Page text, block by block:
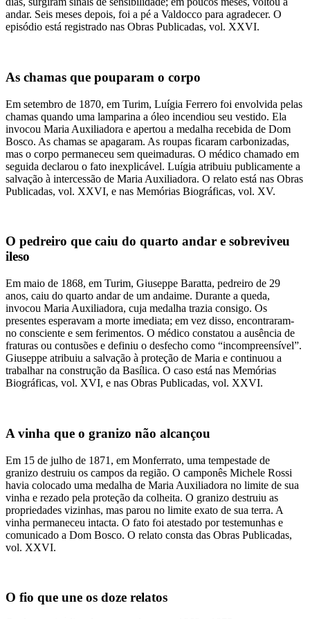
andar. Seis meses depois, foi a pé a Valdocco para agradecer. O
episódio está registrado nas Obras Publicadas, vol. XXVI.
As chamas que pouparam o corpo
Em setembro de 1870, em Turim, Luígia Ferrero foi envolvida pelas
chamas quando uma lamparina a óleo incendiou seu vestido. Ela
invocou Maria Auxiliadora e apertou a medalha recebida de Dom
Bosco. As chamas se apagaram. As roupas ficaram carbonizadas,
mas o corpo permaneceu sem queimaduras. O médico chamado em
seguida declarou o fato inexplicável. Luígia atribuiu publicamente a
salvação à intercessão de Maria Auxiliadora. O relato está nas Obras
Publicadas, vol. XXVI, e nas Memórias Biográficas, vol. XV.
O pedreiro que caiu do quarto andar e sobreviveu
ileso
Em maio de 1868, em Turim, Giuseppe Baratta, pedreiro de 29
anos, caiu do quarto andar de um andaime. Durante a queda,
invocou Maria Auxiliadora, cuja medalha trazia consigo. Os
presentes esperavam a morte imediata; em vez disso, encontraram-
no consciente e sem ferimentos. O médico constatou a ausência de
fraturas ou contusões e definiu o desfecho como “incompreensível”.
Giuseppe atribuiu a salvação à proteção de Maria e continuou a
trabalhar na construção da Basílica. O caso está nas Memórias
Biográficas, vol. XVI, e nas Obras Publicadas, vol. XXVI.
A vinha que o granizo não alcançou
Em 15 de julho de 1871, em Monferrato, uma tempestade de
granizo destruiu os campos da região. O camponês Michele Rossi
havia colocado uma medalha de Maria Auxiliadora no limite de sua
vinha e rezado pela proteção da colheita. O granizo destruiu as
propriedades vizinhas, mas parou no limite exato de sua terra. A
vinha permaneceu intacta. O fato foi atestado por testemunhas e
comunicado a Dom Bosco. O relato consta das Obras Publicadas,
vol. XXVI.
O fio que une os doze relatos